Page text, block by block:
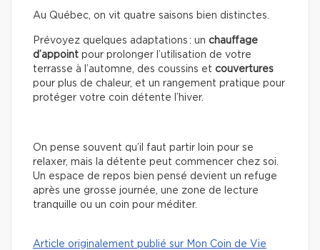
Au Québec, on vit quatre saisons bien distinctes.
Prévoyez quelques adaptations : un chauffage
d’appoint pour prolonger l’utilisation de votre
terrasse à l’automne, des coussins et couvertures
pour plus de chaleur, et un rangement pratique pour
protéger votre coin détente l’hiver.
On pense souvent qu’il faut partir loin pour se
relaxer, mais la détente peut commencer chez soi.
Un espace de repos bien pensé devient un refuge
après une grosse journée, une zone de lecture
tranquille ou un coin pour méditer.
Article originalement publié sur Mon Coin de Vie